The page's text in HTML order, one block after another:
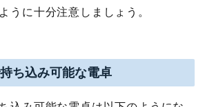
うに十分注意しましょう。
ち込み可能な電卓